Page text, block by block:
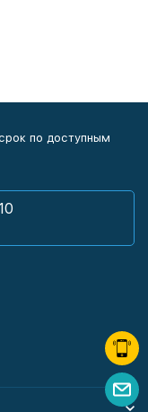
по доступным